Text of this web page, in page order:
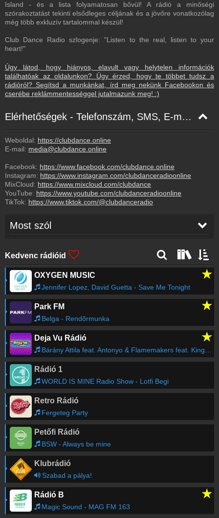
Island - és a lista folyamatosan bővül! A rádió a minőségi
szórakoztatást tekinti elsődleges céljának és a jövőre vonatkozólag
még több exkluzív tartalommal készül!
Club Dance Radio szlogenje: "Listen to the real, listen to your
heart!"
Úgy látod, hogy hiányos, elavult vagy helytelen információk
találhatóak az oldalunkon? Úgy érzed, hogy te többet tudsz a
rádióról? Segítsd a munkánkat, írd meg nekünk Facebookon és
cserébe reklámmentességgel jutalmazunk meg! :)
Elérhetőségek - Telefonszám, SMS, E-mail, Facebook
Weboldal: https://clubdance.online
E-mail: media@clubdance.online
Facebook: https://www.facebook.com/clubdance.online
Instagram: https://www.instagram.com/clubdanceradioonline
MixCloud: https://www.mixcloud.com/clubdance
YouTube: https://www.youtube.com/clubdanceradioonline
TikTok: https://www.tiktok.com/@clubdanceradio
Most szól
(Original Mix)
21:08 Coi Leray, David Guetta
Guetta Remix)
21:04 Armin van Buuren feat. Susana
(ALPHA 9 Remix)
21:03 Club Dance Online
21:00 Clean Bandit
A7S)
20:57 Guz-Set U Free
Régebbi számok lekérése
Kedvenc rádióid
OXYGEN MUSIC ★
Jennifer Lopez, David Guetta - Save Me Tonight
Park FM ★
Belga - Rendõrmunka
Deja Vu Rádió ★
Bárány Attila feat. Antonyo & Flamemakers feat. Kinga - Leave An Impression
Rádió 1
WORLD IS MINE Radio Show - Lotfi Begi
Retro Rádió
Fergeteg Party
Petőfi Rádió
BSW - Always be mine
Klubrádió
Szabad a pálya!
Rádió B ★
Magic Sound - MAG FM 163